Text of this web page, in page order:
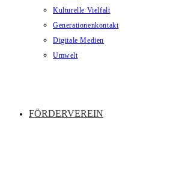
Kulturelle Vielfalt
Generationenkontakt
Digitale Medien
Umwelt
FÖRDERVEREIN